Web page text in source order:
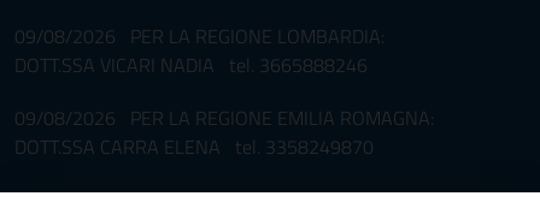
09/08/2026 PER LA REGIONE LOMBARDIA:
DOTT.SSA VICARI NADIA tel. 3665888246
09/08/2026 PER LA REGIONE EMILIA ROMAGNA:
DOTT.SSA CARRA ELENA tel. 3358249870